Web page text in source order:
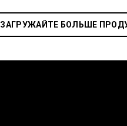
ЗАГРУЖАЙТЕ БОЛЬШЕ